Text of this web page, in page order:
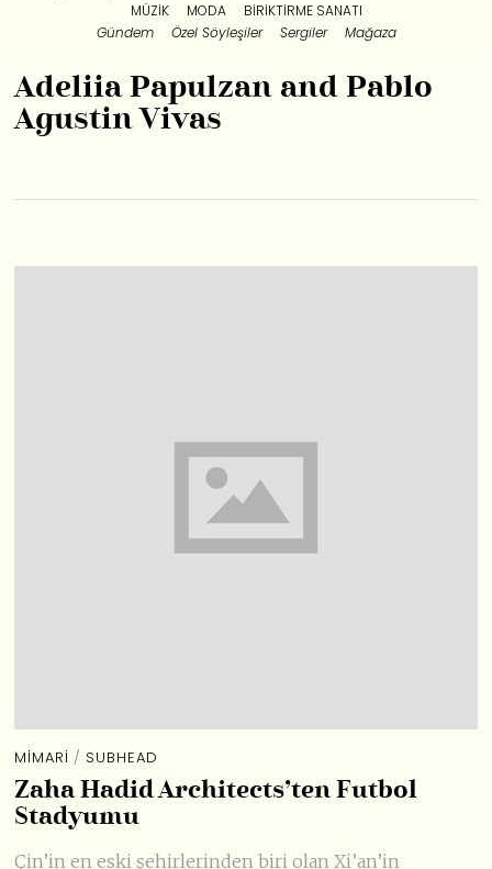
MÜZIK
MODA
BIRIKTIRME SANATI
Gündem
Özel Söyleşiler Sergiler Mağaza
Adeliia Papulzan and Pablo
Agustin Vivas
MIMARI / SUBHEAD
Zaha Hadid Architects’ten Futbol
Stadyumu
Çin’in en eski şehirlerinden biri olan Xi’an’in